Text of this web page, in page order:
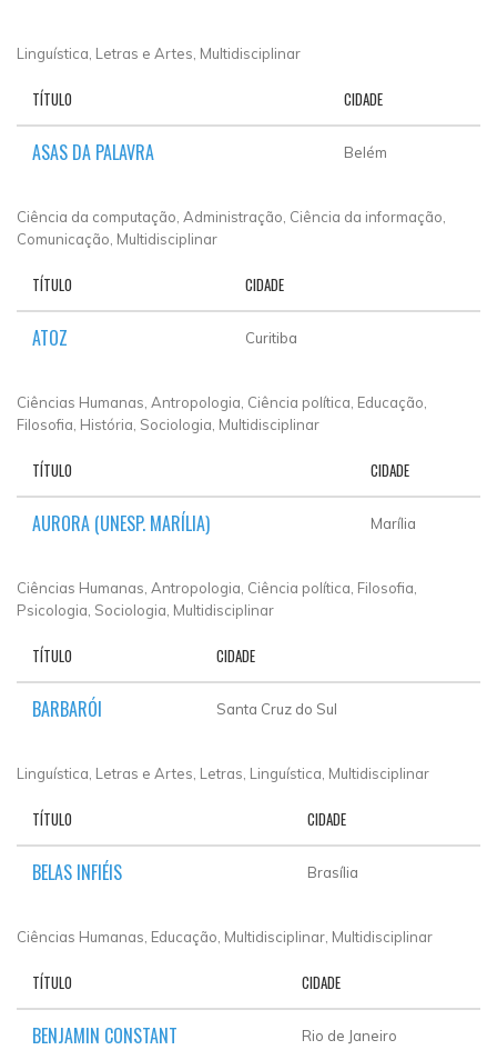
Linguística, Letras e Artes, Multidisciplinar
TÍTULO CIDADE
ASAS DA PALAVRA Belém
Ciência da computação, Administração, Ciência da informação,
Comunicação, Multidisciplinar
TÍTULO CIDADE
ATOZ Curitiba
Ciências Humanas, Antropologia, Ciência política, Educação,
Filosofia, História, Sociologia, Multidisciplinar
TÍTULO CIDADE
AURORA (UNESP. MARÍLIA) Marília
Ciências Humanas, Antropologia, Ciência política, Filosofia,
Psicologia, Sociologia, Multidisciplinar
TÍTULO CIDADE
BARBARÓI Santa Cruz do Sul
Linguística, Letras e Artes, Letras, Linguística, Multidisciplinar
TÍTULO CIDADE
BELAS INFIÉIS Brasília
Ciências Humanas, Educação, Multidisciplinar, Multidisciplinar
TÍTULO CIDADE
BENJAMIN CONSTANT Rio de Janeiro